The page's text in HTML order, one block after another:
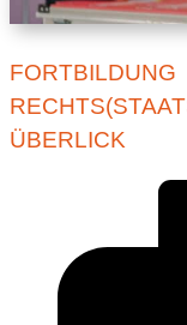
FORTBILDUNG
ÜBERLICK